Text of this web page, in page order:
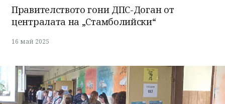
Правителството гони ДПС-Доган от
централата на „Стамболийски“
16 май 2025